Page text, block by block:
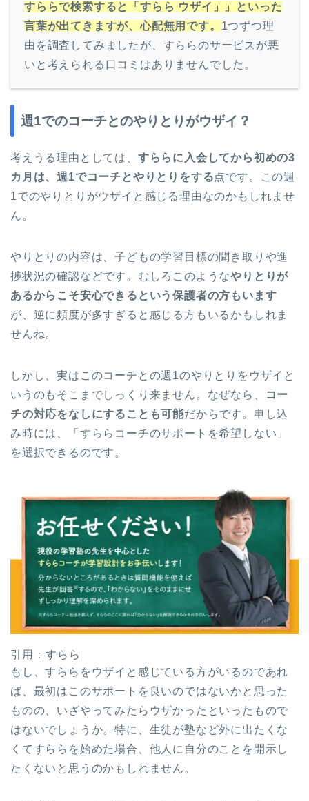
すららで検索すると「すらら ウザイ」」といった
言葉が出てきますが、心配無用です。 1つずつ理
由を調査してみましたが、すららのサービスが悪
いと考えられる口コミはありませんでした。
週1でのコーチとのやりとりがウザイ？
考えうる理由としては、 すららに入会してから初めの3
カ月は、週1でコーチとやりとりをする点です。この週
1でのやりとりがウザイと感じる理由なのかもしれませ
ん。
やりとりの内容は、子どもの学習目標の聞き取りや進
捗状況の確認などです。むしろこのようなやりとりが
あるからこそ安心できるという保護者の方もいます
が、逆に頻度が多すぎると感じる方もいるかもしれま
せんね。
しかし、実はこのコーチとの週1のやりとりをウザイと
いうのもそこまでしっくり来ません。なぜなら、
コー
チの対応をなしにすることも可能だからです。申し込
み時には、「すららコーチのサポートを希望しない」
を選択できるのです。
引用：すらら
もし、すららをウザイと感じている方がいるのであれ
ば、最初はこのサポートを良いのではないかと思った
ものの、いざやってみたらウザかったといったもので
はないでしょうか。特に、生徒が塾など外に出たくな
くてすららを始めた場合、他人に自分のことを開示し
たくないと思うのかもしれません。